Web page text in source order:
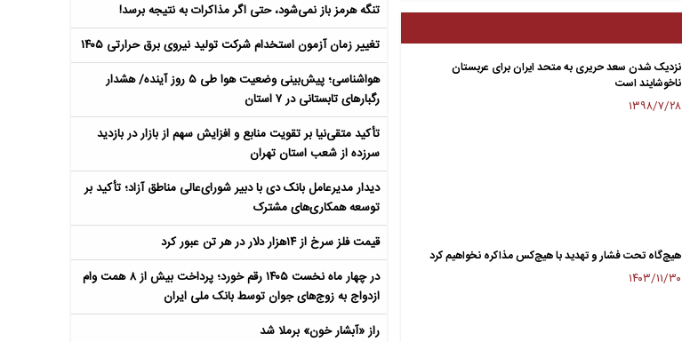
نزدیک شدن سعد حریری به متحد ایران برای عربستان
ناخوشایند است
۱۳۹۸/۷/۲۸
هیچ‌گاه تحت فشار و تهدید با هیچ‌کس مذاکره نخواهیم کرد
۱۴۰۳/۱۱/۳۰
تنگه هرمز باز نمی‌شود، حتی اگر مذاکرات به نتیجه برسد!
تغییر زمان آزمون استخدام شرکت تولید نیروی برق حرارتی ۱۴۰۵
هواشناسی؛ پیش‌بینی وضعیت هوا طی ۵ روز آینده/ هشدار
رگبارهای تابستانی در ۷ استان
تأکید متقی‌نیا بر تقویت منابع و افزایش سهم از بازار در بازدید
سرزده از شعب استان تهران
دیدار مدیرعامل بانک دی با دبیر شورای‌عالی مناطق آزاد؛ تأکید بر
توسعه همکاری‌های مشترک
قیمت فلز سرخ از ۱۴هزار دلار در هر تن عبور کرد
در چهار ماه نخست ۱۴۰۵ رقم خورد؛ پرداخت بیش از ۸ همت وام
ازدواج به زوج‌های جوان توسط بانک ملی ایران
راز «آبشار خون» برملا شد